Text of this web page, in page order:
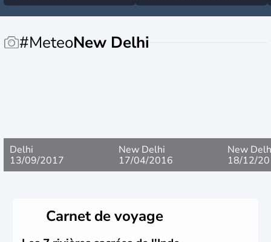
#MeteoNew Delhi
Delhi
13/09/2017
New Delhi
17/04/2016
New
18/12/
Carnet de voyage